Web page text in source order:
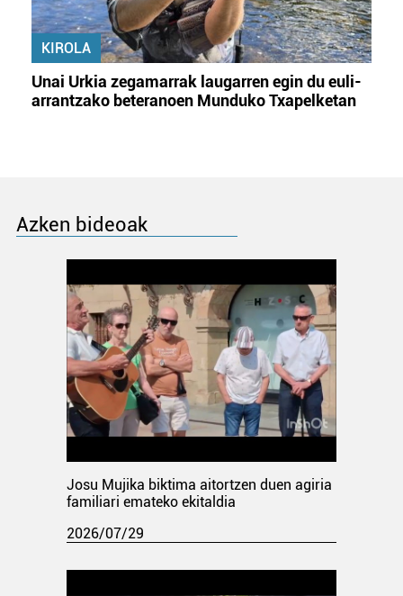
KIROLA
Unai Urkia zegamarrak laugarren egin du euli-
arrantzako beteranoen Munduko Txapelketan
Azken bideoak
Josu Mujika biktima aitortzen duen agiria
familiari emateko ekitaldia
2026/07/29